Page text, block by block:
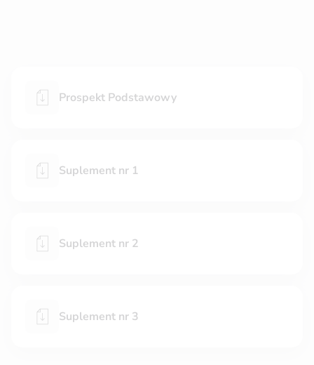
Prospekt Podstawowy
Suplement nr 1
Suplement nr 2
Suplement nr 3